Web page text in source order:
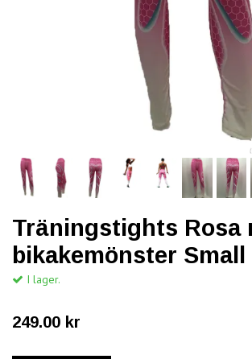
Träningstights Rosa
bikakemönster Small
I lager.
249.00 kr